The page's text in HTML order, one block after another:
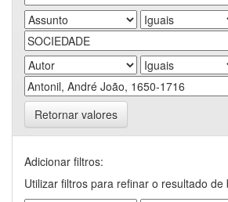
Retornar valores
Adicionar filtros:
Utilizar filtros para refinar o resultado de